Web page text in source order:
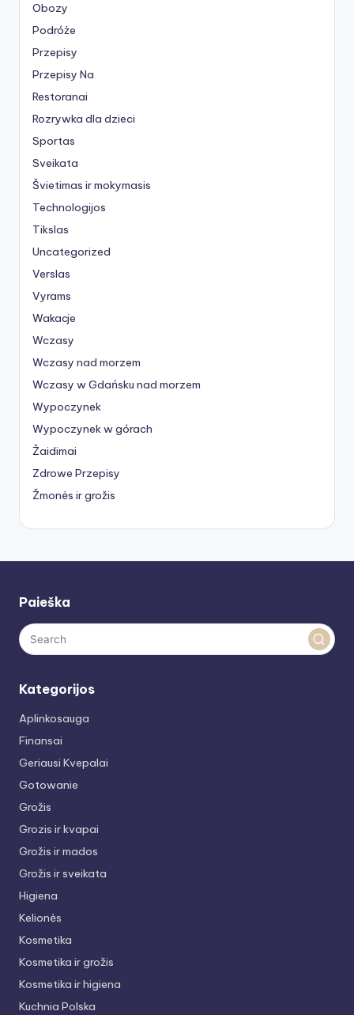
Obozy
Podróże
Przepisy
Przepisy Na
Restoranai
Rozrywka dla dzieci
Sportas
Sveikata
Švietimas ir mokymasis
Technologijos
Tikslas
Uncategorized
Verslas
Vyrams
Wakacje
Wczasy
Wczasy nad morzem
Wczasy w Gdańsku nad morzem
Wypoczynek
Wypoczynek w górach
Žaidimai
Zdrowe Przepisy
Žmonės ir grožis
Paieška
Kategorijos
Aplinkosauga
Finansai
Geriausi Kvepalai
Gotowanie
Grožis
Grozis ir kvapai
Grožis ir mados
Grožis ir sveikata
Higiena
Kelionės
Kosmetika
Kosmetika ir grožis
Kosmetika ir higiena
Kuchnia Polska